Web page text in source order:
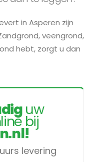
in Asperen zijn
veengrond,
hebt, zorgt u dan
uw
bij
levering